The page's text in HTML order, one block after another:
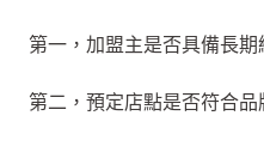
第一，加盟主是否具備長期
第二，預定店點是否符合品